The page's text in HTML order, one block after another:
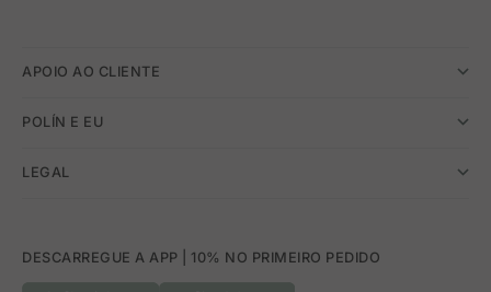
APOIO AO CLIENTE
POLÍN E EU
LEGAL
DESCARREGUE A APP | 10% NO PRIMEIRO PEDIDO